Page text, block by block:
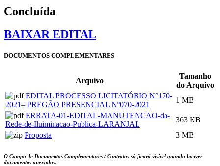
Concluída
BAIXAR EDITAL
DOCUMENTOS COMPLEMENTARES
Arquivo
Tamanho
do Arquivo
EDITAL PROCESSO LICITATÓRIO N°170-
2021– PREGÃO PRESENCIAL Nº070-2021
1 MB
ERRATA-01-EDITAL-MANUTENCAO-da-
Rede-de-Iluiminacao-Publica-LARANJAL
363 KB
Proposta
3 MB
O Campo de Documentos Complementares / Contratos só ficará visível quando houver
documentos anexados.